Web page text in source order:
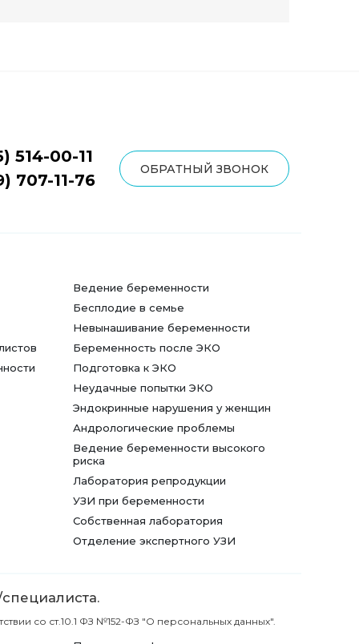
514-00-11
707-11-76
ОБРАТНЫЙ ЗВОНОК
Ведение беременности
Бесплодие в семье
Невынашивание беременности
Беременность после ЭКО
Подготовка к ЭКО
Неудачные попытки ЭКО
Эндокринные нарушения у женщин
Андрологические проблемы
Ведение беременности высокого
риска
Лаборатория репродукции
УЗИ при беременности
Собственная лаборатория
Отделение экспертного УЗИ
со ст.10.1 ФЗ №152-ФЗ "О персональных данных".